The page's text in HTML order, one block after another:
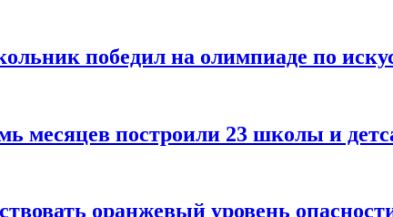
победил на олимпиаде по
месяцев построили 23 школы и
оранжевый уровень